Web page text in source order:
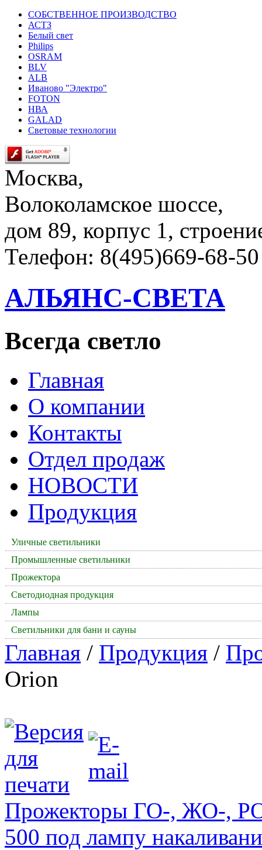
СОБСТВЕННОЕ ПРОИЗВОДСТВО
АСТЗ
Белый свет
Philips
OSRAM
BLV
ALB
Иваново "Электро"
FOTON
НВА
GALAD
Световые технологии
Москва,
Волоколамское шоссе,
дом 89, корпус 1,
Телефон: 8(495)669-68-50
АЛЬЯНС-СВЕТА
Всегда светло
Главная
О компании
Контакты
Отдел продаж
НОВОСТИ
Продукция
Уличные светильники
Промышленные светильники
Прожектора
Светодиодная продукция
Лампы
Светильники для бани и сауны
Главная / Продукция /
Orion
Прожекторы ГО-, ЖО-,
500 под лампу